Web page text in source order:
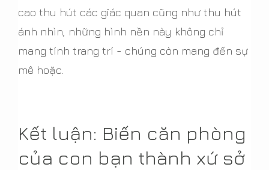
cao thu hút các giác quan cũng như thu hút
ánh nhìn, những hình nền này không chỉ
mang tính trang trí - chúng còn mang đến sự
mê hoặc.
Kết luận: Biến căn phòng
của con bạn thành xứ sở